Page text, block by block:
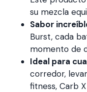
su mezcla
Sabor
Burst, cada
momento de
Ideal para
corredor,
fitness, Carb